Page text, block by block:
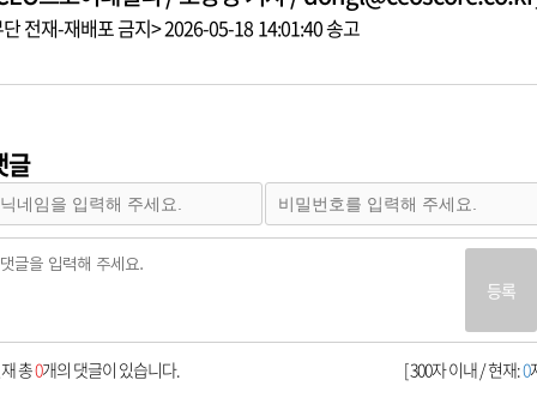
전재-재배포 금지> 2026-05-18 14:01:40 송고
글
등록
[ 300자 이내 / 현재:0
총0개의 댓글이 있습니다.